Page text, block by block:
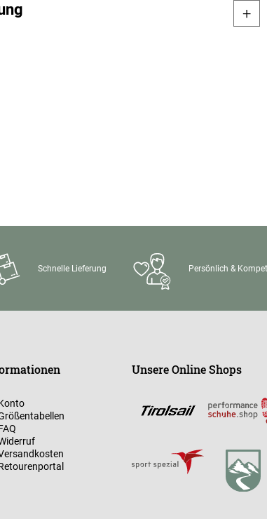
Schnelle Lieferung Persönlich &
Unsere Online Shops